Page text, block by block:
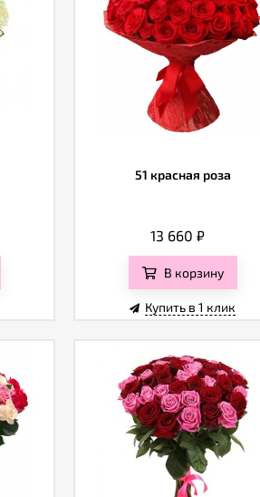
51 красная роза
13 660 ₽
В корзину
Купить в 1 клик